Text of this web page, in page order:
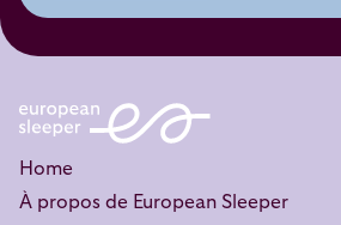
Home
À propos de European Sleeper